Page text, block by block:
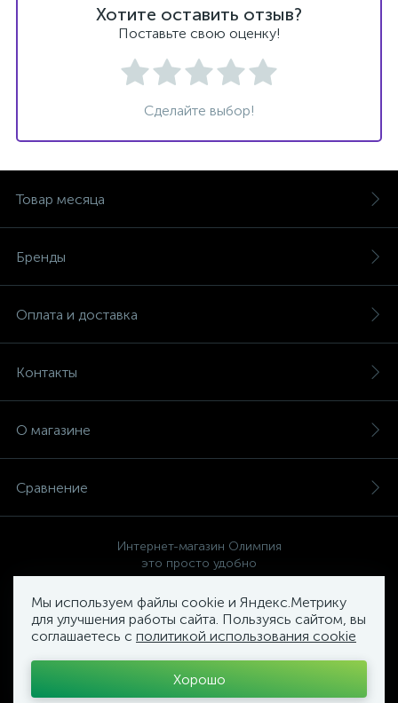
Хотите оставить отзыв?
Поставьте свою оценку!
Сделайте выбор!
Мы используем файлы cookie и Яндекс.Метрику
для улучшения работы сайта. Пользуясь сайтом, вы
соглашаетесь с политикой использования cookie
Хорошо
Товар месяца
Бренды
Оплата и доставка
Контакты
О магазине
Сравнение
Интернет-магазин Олимпия
это просто удобно
Политика компании в отношении обработки персональных
данных
Торговый Комплекс